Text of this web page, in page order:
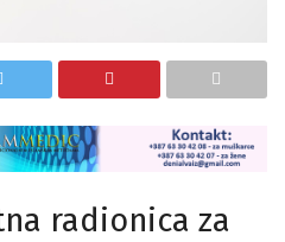
radionica za